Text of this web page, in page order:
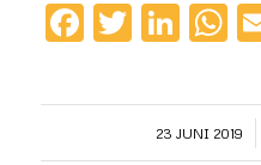
Facebook
Twitter
23 JUNI 2019
/